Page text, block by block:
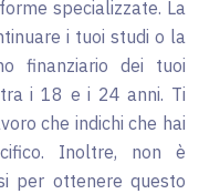
specializzate. La
i tuoi studi o la
finanziario dei tuoi
i 18 e i 24 anni. Ti
che indichi che hai
Inoltre, non è
per ottenere questo